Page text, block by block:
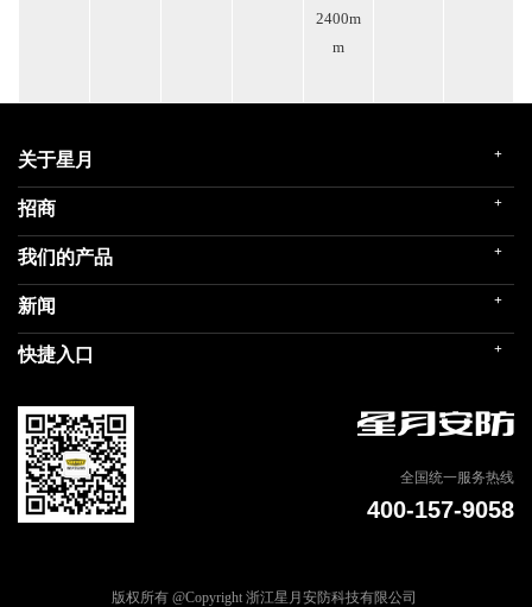
2400m
m
关于星月 +
企业简介
企业文化
荣誉殿堂
社会责任
招商 +
门店展示
在线留言
我们的产品 +
民用家装（零售）
商用门
新闻 +
公司新闻
专题信息
快捷入口 +
联系我们
天猫商城
全国统一服务热线
400-157-9058
版权所有 @Copyright 浙江星月安防科技有限公司